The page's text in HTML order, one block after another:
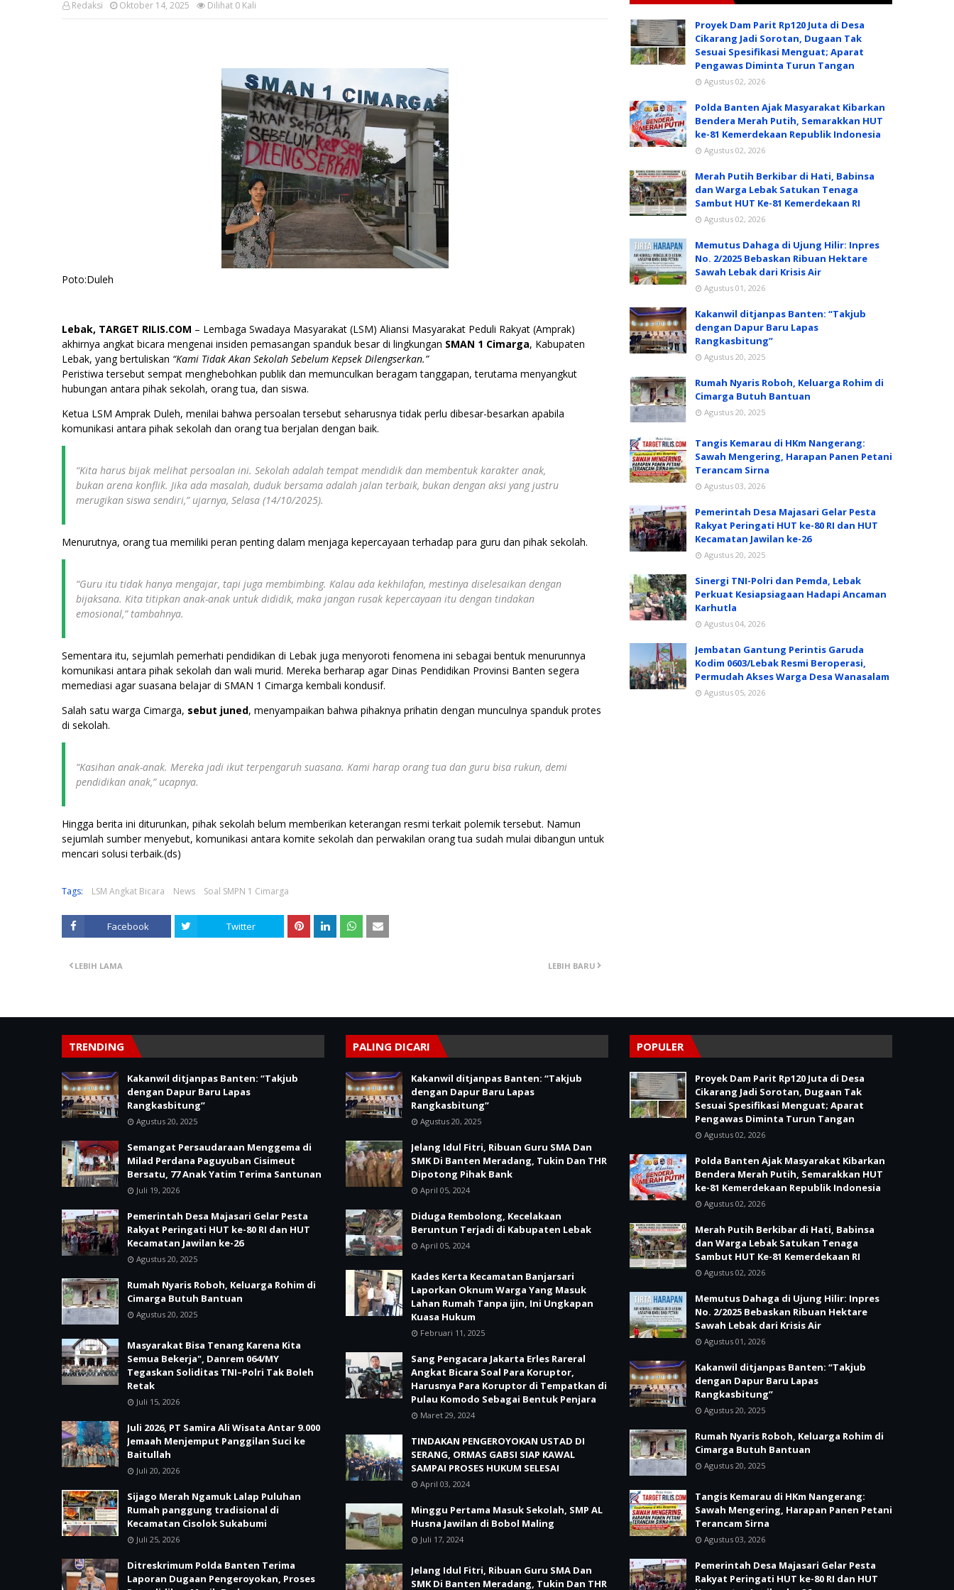
Redaksi Dilihat 0 Kali
Oktober 14, 2025
Poto:Duleh
Lebak, TARGET RILIS.COM – Lembaga Swadaya Masyarakat (LSM) Aliansi Masyarakat Peduli Rakyat (Amprak)
akhirnya angkat bicara mengenai insiden pemasangan spanduk besar di lingkungan SMAN 1 Cimarga, Kabupaten
Lebak, yang bertuliskan “Kami Tidak Akan Sekolah Sebelum Kepsek Dilengserkan.”
Peristiwa tersebut sempat menghebohkan publik dan memunculkan beragam tanggapan, terutama menyangkut
hubungan antara pihak sekolah, orang tua, dan siswa.
Ketua LSM Amprak Duleh, menilai bahwa persoalan tersebut seharusnya tidak perlu dibesar-besarkan apabila
komunikasi antara pihak sekolah dan orang tua berjalan dengan baik.
“Kita harus bijak melihat persoalan ini. Sekolah adalah tempat mendidik dan membentuk karakter anak,
bukan arena konflik. Jika ada masalah, duduk bersama adalah jalan terbaik, bukan dengan aksi yang justru
merugikan siswa sendiri,” ujarnya, Selasa (14/10/2025).
Menurutnya, orang tua memiliki peran penting dalam menjaga kepercayaan terhadap para guru dan pihak sekolah.
“Guru itu tidak hanya mengajar, tapi juga membimbing. Kalau ada kekhilafan, mestinya diselesaikan dengan
bijaksana. Kita titipkan anak-anak untuk dididik, maka jangan rusak kepercayaan itu dengan tindakan
emosional,” tambahnya.
Sementara itu, sejumlah pemerhati pendidikan di Lebak juga menyoroti fenomena ini sebagai bentuk menurunnya
komunikasi antara pihak sekolah dan wali murid. Mereka berharap agar Dinas Pendidikan Provinsi Banten segera
memediasi agar suasana belajar di SMAN 1 Cimarga kembali kondusif.
Salah satu warga Cimarga, sebut juned, menyampaikan bahwa pihaknya prihatin dengan munculnya spanduk protes
di sekolah.
“Kasihan anak-anak. Mereka jadi ikut terpengaruh suasana. Kami harap orang tua dan guru bisa rukun, demi
pendidikan anak,” ucapnya.
Hingga berita ini diturunkan, pihak sekolah belum memberikan keterangan resmi terkait polemik tersebut. Namun
sejumlah sumber menyebut, komunikasi antara komite sekolah dan perwakilan orang tua sudah mulai dibangun untuk
mencari solusi terbaik.(ds)
Tags: LSM Angkat Bicara News Soal SMPN 1 Cimarga
Facebook Twitter
LEBIH BARU
LEBIH LAMA
Proyek Dam Parit Rp120 Juta di Desa
Cikarang Jadi Sorotan, Dugaan Tak
Sesuai Spesifikasi Menguat; Aparat
Pengawas Diminta Turun Tangan
Agustus 02, 2026
Polda Banten Ajak Masyarakat Kibarkan
Bendera Merah Putih, Semarakkan HUT
ke-81 Kemerdekaan Republik Indonesia
Agustus 02, 2026
Merah Putih Berkibar di Hati, Babinsa
dan Warga Lebak Satukan Tenaga
Sambut HUT Ke-81 Kemerdekaan RI
Agustus 02, 2026
Memutus Dahaga di Ujung Hilir: Inpres
No. 2/2025 Bebaskan Ribuan Hektare
Sawah Lebak dari Krisis Air
Agustus 01, 2026
Kakanwil ditjanpas Banten: “Takjub
dengan Dapur Baru Lapas
Rangkasbitung”
Agustus 20, 2025
Rumah Nyaris Roboh, Keluarga Rohim di
Cimarga Butuh Bantuan
Agustus 20, 2025
Tangis Kemarau di HKm Nangerang:
Sawah Mengering, Harapan Panen Petani
Terancam Sirna
Agustus 03, 2026
Pemerintah Desa Majasari Gelar Pesta
Rakyat Peringati HUT ke-80 RI dan HUT
Kecamatan Jawilan ke-26
Agustus 20, 2025
Sinergi TNI-Polri dan Pemda, Lebak
Perkuat Kesiapsiagaan Hadapi Ancaman
Karhutla
Agustus 04, 2026
Jembatan Gantung Perintis Garuda
Kodim 0603/Lebak Resmi Beroperasi,
Permudah Akses Warga Desa Wanasalam
Agustus 05, 2026
TRENDING
Kakanwil ditjanpas Banten: “Takjub
dengan Dapur Baru Lapas
Rangkasbitung”
Agustus 20, 2025
Semangat Persaudaraan Menggema di
Milad Perdana Paguyuban Cisimeut
Bersatu, 77 Anak Yatim Terima Santunan
Juli 19, 2026
Pemerintah Desa Majasari Gelar Pesta
Rakyat Peringati HUT ke-80 RI dan HUT
Kecamatan Jawilan ke-26
Agustus 20, 2025
Rumah Nyaris Roboh, Keluarga Rohim di
Cimarga Butuh Bantuan
Agustus 20, 2025
Masyarakat Bisa Tenang Karena Kita
Semua Bekerja", Danrem 064/MY
Tegaskan Soliditas TNI–Polri Tak Boleh
Retak
Juli 15, 2026
Juli 2026, PT Samira Ali Wisata Antar 9.000
Jemaah Menjemput Panggilan Suci ke
Baitullah
Juli 20, 2026
Sijago Merah Ngamuk Lalap Puluhan
Rumah panggung tradisional di
Kecamatan Cisolok Sukabumi
Juli 25, 2026
Ditreskrimum Polda Banten Terima
Laporan Dugaan Pengeroyokan, Proses
PALING DICARI
Kakanwil ditjanpas Banten: “Takjub
dengan Dapur Baru Lapas
Rangkasbitung”
Agustus 20, 2025
Jelang Idul Fitri, Ribuan Guru SMA Dan
SMK Di Banten Meradang, Tukin Dan THR
Dipotong Pihak Bank
April 05, 2024
Diduga Rembolong, Kecelakaan
Beruntun Terjadi di Kabupaten Lebak
April 05, 2024
Kades Kerta Kecamatan Banjarsari
Laporkan Oknum Warga Yang Masuk
Lahan Rumah Tanpa ijin, Ini Ungkapan
Kuasa Hukum
Februari 11, 2025
Sang Pengacara Jakarta Erles Rareral
Angkat Bicara Soal Para Koruptor,
Harusnya Para Koruptor di Tempatkan di
Pulau Komodo Sebagai Bentuk Penjara
Maret 29, 2024
TINDAKAN PENGEROYOKAN USTAD DI
SERANG, ORMAS GABSI SIAP KAWAL
SAMPAI PROSES HUKUM SELESAI
April 03, 2024
Minggu Pertama Masuk Sekolah, SMP AL
Husna Jawilan di Bobol Maling
Juli 17, 2024
Jelang Idul Fitri, Ribuan Guru SMA Dan
SMK Di Banten Meradang, Tukin Dan THR
POPULER
Proyek Dam Parit Rp120 Juta di Desa
Cikarang Jadi Sorotan, Dugaan Tak
Sesuai Spesifikasi Menguat; Aparat
Pengawas Diminta Turun Tangan
Agustus 02, 2026
Polda Banten Ajak Masyarakat Kibarkan
Bendera Merah Putih, Semarakkan HUT
ke-81 Kemerdekaan Republik Indonesia
Agustus 02, 2026
Merah Putih Berkibar di Hati, Babinsa
dan Warga Lebak Satukan Tenaga
Sambut HUT Ke-81 Kemerdekaan RI
Agustus 02, 2026
Memutus Dahaga di Ujung Hilir: Inpres
No. 2/2025 Bebaskan Ribuan Hektare
Sawah Lebak dari Krisis Air
Agustus 01, 2026
Kakanwil ditjanpas Banten: “Takjub
dengan Dapur Baru Lapas
Rangkasbitung”
Agustus 20, 2025
Rumah Nyaris Roboh, Keluarga Rohim di
Cimarga Butuh Bantuan
Agustus 20, 2025
Tangis Kemarau di HKm Nangerang:
Sawah Mengering, Harapan Panen Petani
Terancam Sirna
Agustus 03, 2026
Pemerintah Desa Majasari Gelar Pesta
Rakyat Peringati HUT ke-80 RI dan HUT